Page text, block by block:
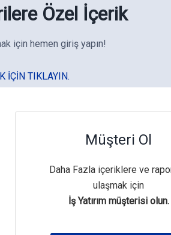
Özel İçerik
için hemen giriş yapın!
IÇIN TIKLAYIN.
Müşteri Ol
Daha Fazla içeriklere ve
ulaşmak için
İş Yatırım müşterisi olun.